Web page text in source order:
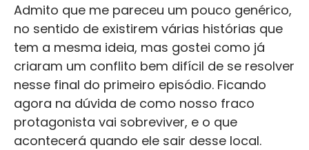
Admito que me pareceu um pouco genérico,
no sentido de existirem várias histórias que
tem a mesma ideia, mas gostei como já
criaram um conflito bem difícil de se resolver
nesse final do primeiro episódio. Ficando
agora na dúvida de como nosso fraco
protagonista vai sobreviver, e o que
acontecerá quando ele sair desse local.